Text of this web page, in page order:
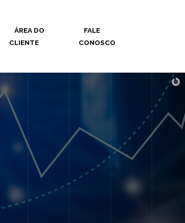
ÁREA DO
CLIENTE
FALE
CONOSCO